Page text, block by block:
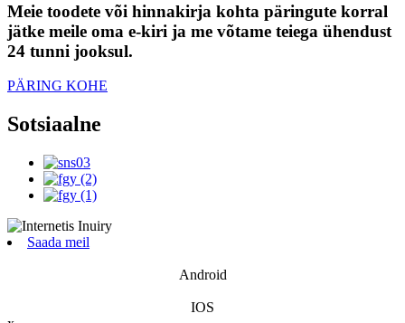
Meie toodete või hinnakirja kohta päringute korral
jätke meile oma e-kiri ja me võtame teiega ühendust
24 tunni jooksul.
PÄRING KOHE
Sotsiaalne
Saada meil
Android
IOS